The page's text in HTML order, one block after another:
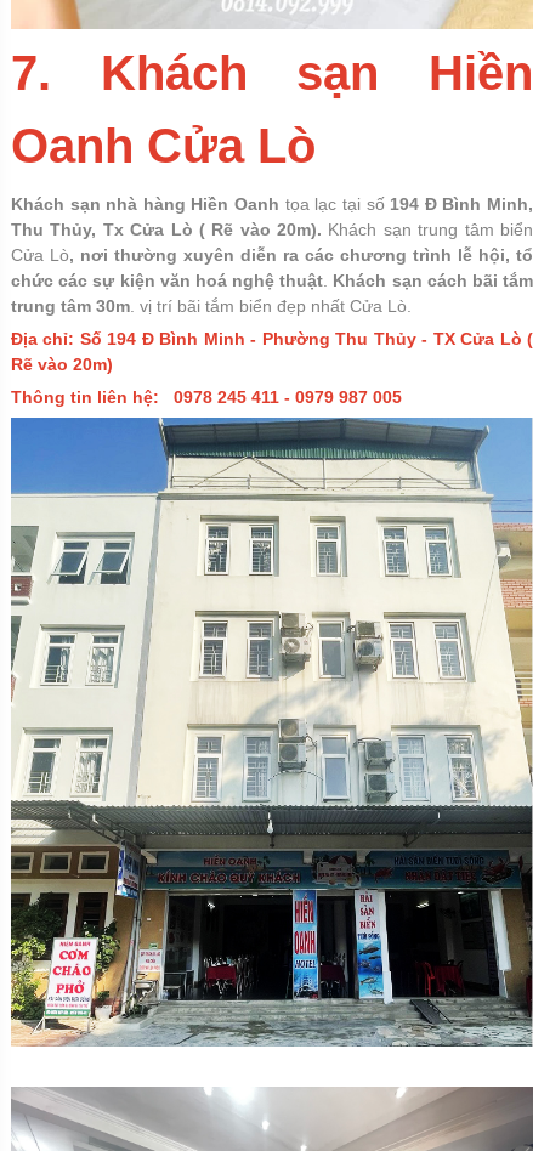
7. Khách sạn Hiền
Oanh Cửa Lò
Khách sạn nhà hàng Hiền Oanh tọa lạc tại số 194 Đ Bình Minh,
Thu Thủy, Tx Cửa Lò ( Rẽ vào 20m). Khách sạn trung tâm biển
Cửa Lò, nơi thường xuyên diễn ra các chương trình lễ hội, tổ
chức các sự kiện văn hoá nghệ thuật. Khách sạn cách bãi tắm
trung tâm 30m. vị trí bãi tắm biển đẹp nhất Cửa Lò.
Địa chỉ: Số 194 Đ Bình Minh - Phường Thu Thủy - TX Cửa Lò (
Rẽ vào 20m)
Thông tin liên hệ:
0978 245 411 - 0979 987 005